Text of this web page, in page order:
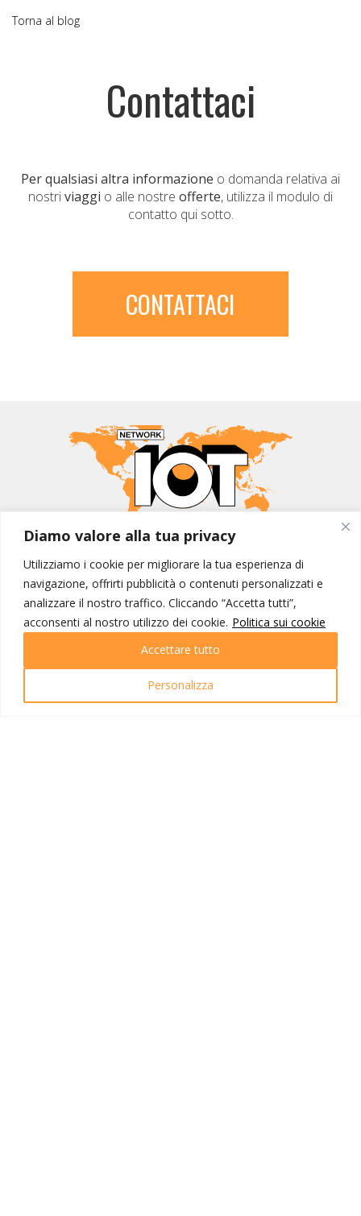
Diamo valore alla tua privacy
Utilizziamo i cookie per migliorare la tua esperienza di
navigazione, offrirti pubblicità o contenuti personalizzati e
analizzare il nostro traffico. Cliccando “Accetta tutti”,
acconsenti al nostro utilizzo dei cookie. Politica sui cookie
Personalizza
Accettare tutto
Torna al blog
Contattaci
Per qualsiasi altra informazione o domanda relativa ai
nostriviaggi o alle nostre offerte, utilizza il modulo di
contatto qui sotto.
CONTATTACI
MONDO IOT VIAGGI
Corporate
Contatti
I NOSTRI PRODOTTI
Destinazioni
Partenze
Emozioni di viaggio
Newsletter